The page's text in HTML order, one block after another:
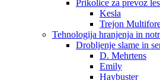
Prikolice za prevoz
Kesla
Trejon
Tehnologija hranjenja in
Drobljenje slame in
D. Mehrtens
Emily
Haybuster